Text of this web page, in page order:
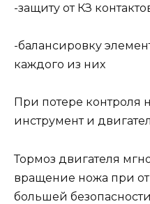
-защиту от КЗ
-балансировку
каждого из них
При потере
инструмент и
Тормоз двигателя
вращение ножа при
большей